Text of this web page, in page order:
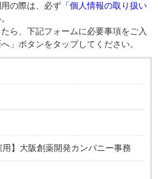
の際は、必ず 「個人情報の取り扱い
。
ら、下記フォームに必要事項をご入
」ボタンをタップしてください。
用】大阪創薬開発カンパニー事務